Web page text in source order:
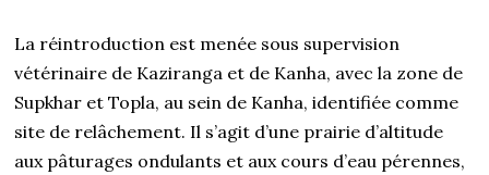
La réintroduction est menée sous supervision
vétérinaire de Kaziranga et de Kanha, avec la zone de
Supkhar et Topla, au sein de Kanha, identifiée comme
site de relâchement. Il s’agit d’une prairie d’altitude
aux pâturages ondulants et aux cours d’eau pérennes,